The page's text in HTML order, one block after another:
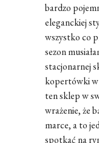
bardzo
eleganckiej
wszystko co
sezon
stacjonarnej
kopertówki w
ten sklep w
wrażenie, że
marce, a to
spotkać na